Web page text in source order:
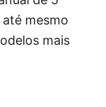
mesmo
mais